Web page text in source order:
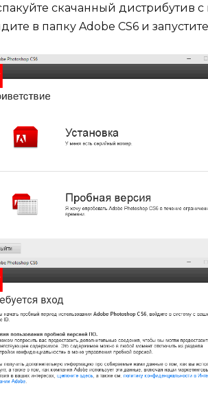
скачанный дистрибутив
в папку Adobe CS6 и